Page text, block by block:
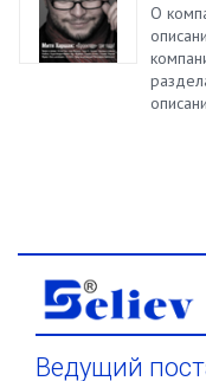
О
Ведущий